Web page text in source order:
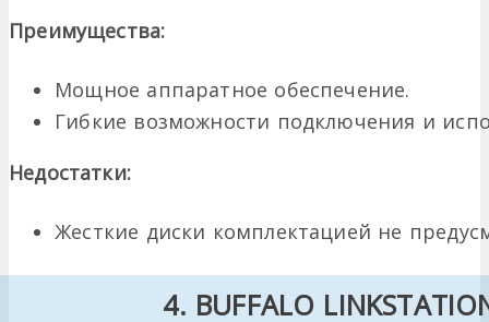
Преимущества:
Мощное аппаратное обеспечение.
Гибкие возможности подключения и
Недостатки:
Жесткие диски комплектацией не
4. BUFFALO